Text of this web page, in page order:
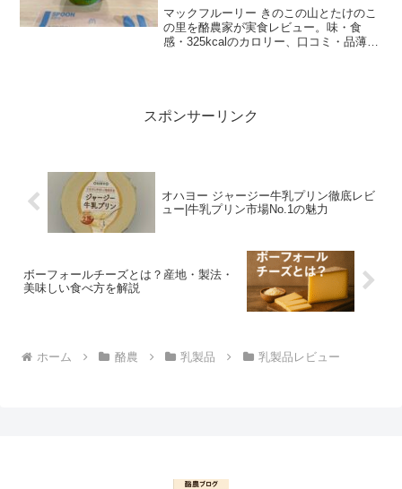
で？
マックフルーリー きのこの山とたけのこ
の里を酪農家が実食レビュー。味・食
感・325kcalのカロリー、口コミ・品薄情
スポンサーリンク
オハヨー ジャージー牛乳プリン徹底レビ
ュー|牛乳プリン市場No.1の魅力
ボーフォールチーズとは？産地・製法・
美味しい食べ方を解説
ホーム 酪農 乳製品 乳製品レビュー